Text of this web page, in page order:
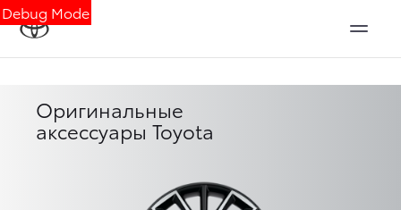
Debug Mode
Оригинальные
аксессуары Toyota